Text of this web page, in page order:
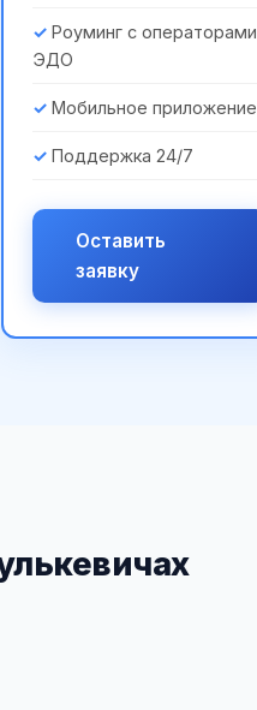
Роуминг с операторами
ЭДО
Мобильное приложение
Поддержка 24/7
Оставить
заявку